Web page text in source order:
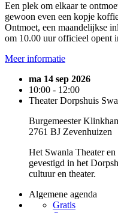
Een plek om elkaar te
gewoon even een kopje
Ontmoet, een maandelijkse
om 10.00 uur officieel opent
Meer informatie
ma 14 sep 2026
10:00 - 12:00
Theater Dorpshuis
Burgemeester
2761 BJ Zevenhuizen
Het Swanla Theater
gevestigd in het
cultuur en theater.
Algemene agenda
Gratis